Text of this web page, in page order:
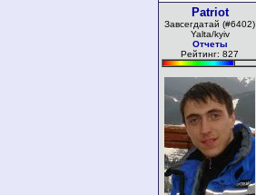
Patriot
Завсегдатай (#6402)
Yalta/kyiv
Отчеты
Рейтинг: 827